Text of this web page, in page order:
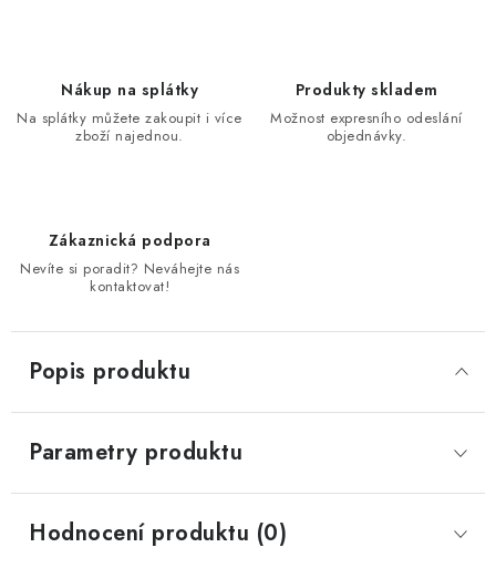
Nákup na splátky
Na splátky můžete zakoupit i více
zboží najednou.
Produkty skladem
Možnost expresního odeslání
objednávky.
Zákaznická podpora
Nevíte si poradit? Neváhejte nás
kontaktovat!
Popis produktu
Parametry produktu
Hodnocení produktu (0)